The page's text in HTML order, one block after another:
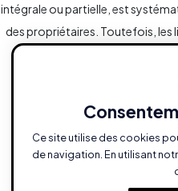
intégrale ou partielle, est
des propriétaires. Toutefois, les
Ce site utilise des cookies
de navigation. En utilisant